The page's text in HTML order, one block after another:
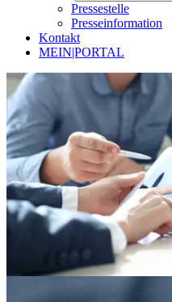
Pressestelle
Presseinformation
Kontakt
MEIN|PORTAL